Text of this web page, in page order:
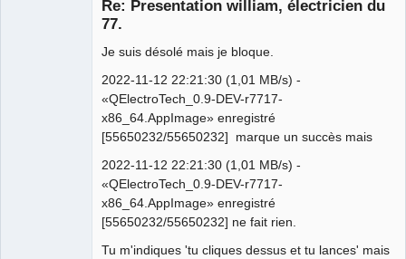
Re: Presentation william, électricien du
77.
Je suis désolé mais je bloque.
2022-11-12 22:21:30 (1,01 MB/s) -
«QElectroTech_0.9-DEV-r7717-
x86_64.AppImage» enregistré
[55650232/55650232] marque un succès mais
2022-11-12 22:21:30 (1,01 MB/s) -
«QElectroTech_0.9-DEV-r7717-
x86_64.AppImage» enregistré
[55650232/55650232] ne fait rien.
Tu m'indiques 'tu cliques dessus et tu lances' mais